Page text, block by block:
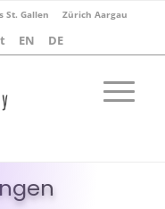
St. Gallen Zürich Aargau
EN DE